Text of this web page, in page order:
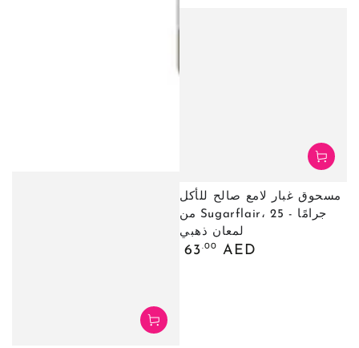
مسحوق غبار لامع صالح للأكل
من Sugarflair، 25 جرامًا -
لمعان ذهبي
السعر
63.00 AED